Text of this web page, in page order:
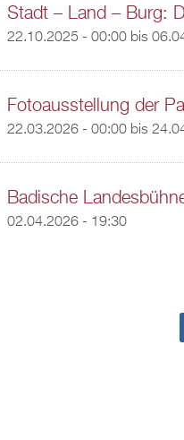
Stadt – Land – Burg:
22.10.2025 - 00:00bis
Fotoausstellung der
22.03.2026 - 00:00bis
Badische
02.04.2026 - 19:30